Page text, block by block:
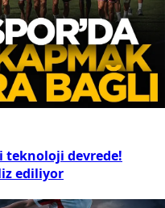
teknoloji devrede!
ediliyor